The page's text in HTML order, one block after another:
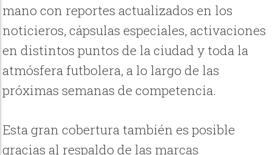
mano con reportes actualizados en los
noticieros, cápsulas especiales, activaciones
en distintos puntos de la ciudad y toda la
atmósfera futbolera, a lo largo de las
próximas semanas de competencia.
Esta gran cobertura también es posible
gracias al respaldo de las marcas